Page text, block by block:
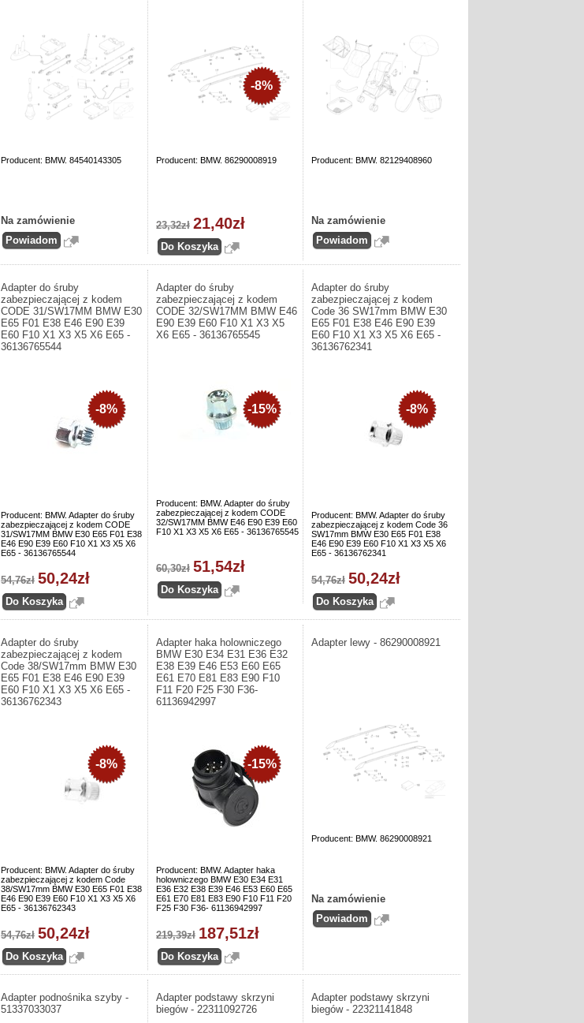
Producent: BMW. 84540143305
Na zamówienie
Producent: BMW. 86290008919
-8%
23,32zł 21,40zł
Producent: BMW. 82129408960
Na zamówienie
Adapter do śruby
zabezpieczającej z kodem
CODE 31/SW17MM BMW E30
E65 F01 E38 E46 E90 E39
E60 F10 X1 X3 X5 X6 E65 -
36136765544
Producent: BMW. Adapter do śruby
zabezpieczającej z kodem CODE
31/SW17MM BMW E30 E65 F01 E38
E46 E90 E39 E60 F10 X1 X3 X5 X6
E65 - 36136765544
-8%
54,76zł 50,24zł
Adapter do śruby
zabezpieczającej z kodem
CODE 32/SW17MM BMW E46
E90 E39 E60 F10 X1 X3 X5
X6 E65 - 36136765545
Producent: BMW. Adapter do śruby
zabezpieczającej z kodem CODE
32/SW17MM BMW E46 E90 E39 E60
F10 X1 X3 X5 X6 E65 - 36136765545
-15%
60,30zł 51,54zł
Adapter do śruby
zabezpieczającej z kodem
Code 36 SW17mm BMW E30
E65 F01 E38 E46 E90 E39
E60 F10 X1 X3 X5 X6 E65 -
36136762341
Producent: BMW. Adapter do śruby
zabezpieczającej z kodem Code 36
SW17mm BMW E30 E65 F01 E38
E46 E90 E39 E60 F10 X1 X3 X5 X6
E65 - 36136762341
-8%
54,76zł 50,24zł
Adapter do śruby
zabezpieczającej z kodem
Code 38/SW17mm BMW E30
E65 F01 E38 E46 E90 E39
E60 F10 X1 X3 X5 X6 E65 -
36136762343
Producent: BMW. Adapter do śruby
zabezpieczającej z kodem Code
38/SW17mm BMW E30 E65 F01 E38
E46 E90 E39 E60 F10 X1 X3 X5 X6
E65 - 36136762343
-8%
54,76zł 50,24zł
Adapter haka holowniczego
BMW E30 E34 E31 E36 E32
E38 E39 E46 E53 E60 E65
E61 E70 E81 E83 E90 F10
F11 F20 F25 F30 F36-
61136942997
Producent: BMW. Adapter haka
holowniczego BMW E30 E34 E31
E36 E32 E38 E39 E46 E53 E60 E65
E61 E70 E81 E83 E90 F10 F11 F20
F25 F30 F36- 61136942997
-15%
219,39zł 187,51zł
Adapter lewy - 86290008921
Producent: BMW. 86290008921
Na zamówienie
Adapter podnośnika szyby -
51337033037
Adapter podstawy skrzyni
biegów - 22311092726
Adapter podstawy skrzyni
biegów - 22321141848